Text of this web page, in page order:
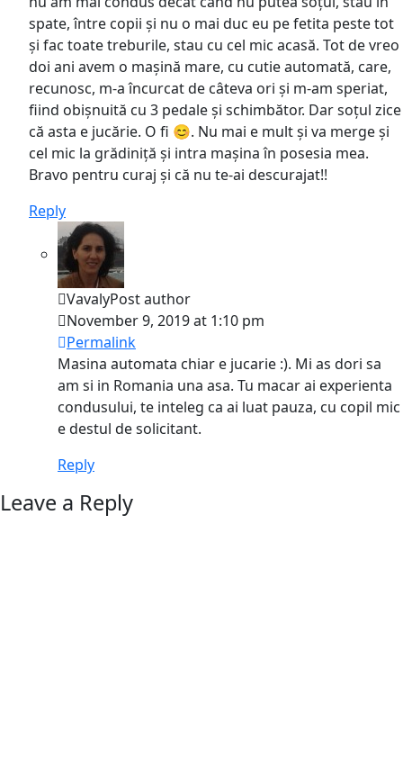
spate, între copii și nu o mai duc eu pe fetita peste tot
și fac toate treburile, stau cu cel mic acasă. Tot de vreo
doi ani avem o mașină mare, cu cutie automată, care,
recunosc, m-a încurcat de câteva ori și m-am speriat,
fiind obișnuită cu 3 pedale și schimbător. Dar soțul zice
că asta e jucărie. O fi 😊. Nu mai e mult și va merge și
cel mic la grădiniță și intra mașina în posesia mea.
Bravo pentru curaj și că nu te-ai descurajat!!
Reply
VavalyPost author
November 9, 2019 at 1:10 pm
Permalink
Masina automata chiar e jucarie :). Mi as dori sa
am si in Romania una asa. Tu macar ai experienta
condusului, te inteleg ca ai luat pauza, cu copil mic
e destul de solicitant.
Reply
Leave a Reply